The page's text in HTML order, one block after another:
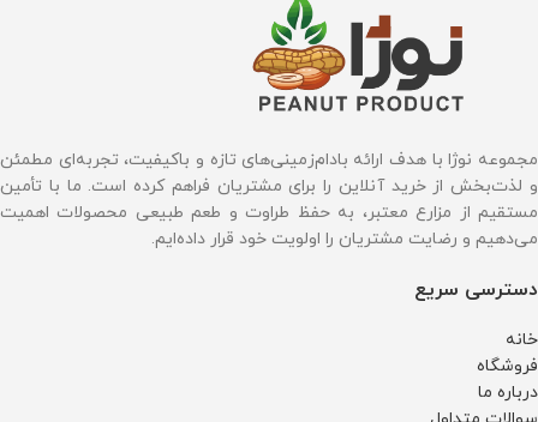
مجموعه نوژا با هدف ارائه بادام‌زمینی‌های تازه و باکیفیت، تجربه‌ای مطمئن
و لذت‌بخش از خرید آنلاین را برای مشتریان فراهم کرده است. ما با تأمین
مستقیم از مزارع معتبر، به حفظ طراوت و طعم طبیعی محصولات اهمیت
می‌دهیم و رضایت مشتریان را اولویت خود قرار داده‌ایم.
دسترسی سریع
خانه
فروشگاه
درباره ما